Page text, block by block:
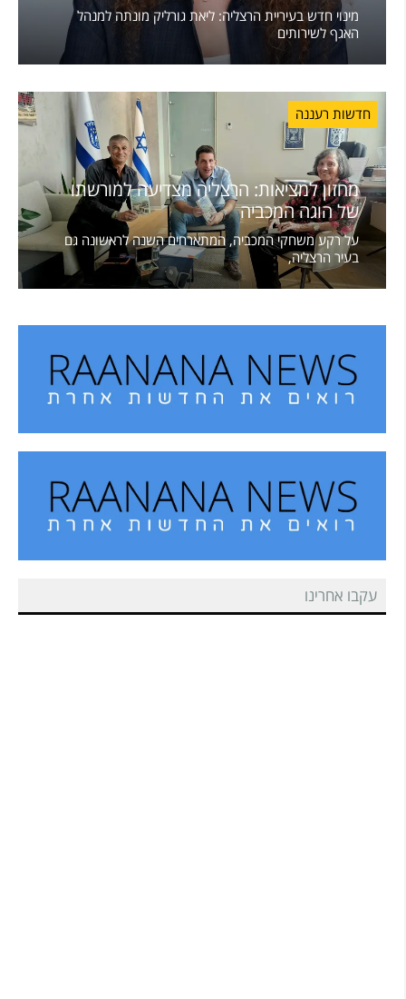
מינוי חדש בעיריית הרצליה: ליאת גורליק מונתה למנהל
האגף לשירותים
חדשות רעננה
מחזון למציאות: הרצליה מצדיעה למורשתו
של הוגה המכביה
על רקע משחקי המכביה, המתארחים השנה לראשונה גם
בעיר הרצליה,
עקבו אחרינו